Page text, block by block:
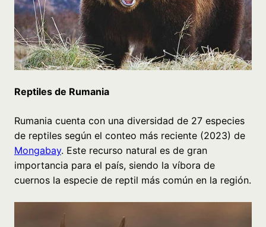
Reptiles de Rumania
Rumania cuenta con una diversidad de 27 especies
de reptiles según el conteo más reciente (2023) de
Mongabay. Este recurso natural es de gran
importancia para el país, siendo la víbora de
cuernos la especie de reptil más común en la región.